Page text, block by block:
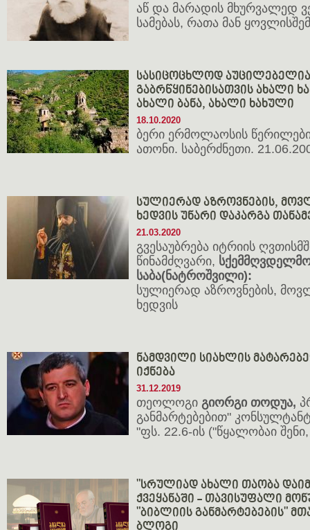
აწ და მარადის მხურვალედ
სამებას, რათა მან
სასიცოცხლოდ აუცილებელია
გაბრწყინებისათვის ახალი
ახალი ბანა, ახალი ხახული
18.10.2020
ბერი ერმოლაოსის
ათონი. საბერძნეთი.
სულიერად აზროვნების,
ხედვის უნარი დაკარგა
21.03.2020
გვესაუბრება იტრიის
წინამძღვარი,
საბა(ნატროშვილი):
სულიერად აზროვნების,
ხედვის
ნამდვილი სიახლის
იქნება
31.12.2019
თეოლოგი გიორგი თოდუა,
განმარტებებით"
"ფს. 22.6-ის ("წყალობაი
"სრულიად ახალი თაობა
ქვეყანაში - თავისუფალი
"ბიბლიის განმარტებების"
ბლოგი